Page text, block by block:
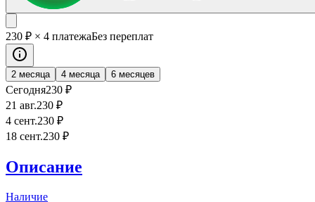
230 ₽ × 4 платежаБез переплат
2 месяца 4 месяца 6 месяцев
Сегодня230 ₽
21 авг.230 ₽
4 сент.230 ₽
18 сент.230 ₽
Описание
Наличие